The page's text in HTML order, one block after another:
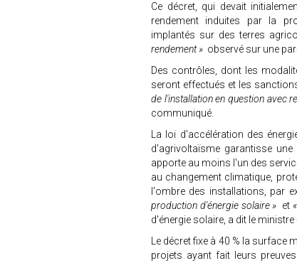
Ce décret, qui devait
rendement induites par la
implantés sur des terres
rendement » observé sur une
Des contrôles, dont les
seront effectués et les
de l'installation en question avec
communiqué.
La loi d'accélération des
d'agrivoltaïsme garantisse
apporte au moins l'un des
au changement climatique,
l'ombre des installations, par
production d'énergie solaire » et
d'énergie solaire, a dit le
Le décret fixe à 40 % la
projets ayant fait leurs